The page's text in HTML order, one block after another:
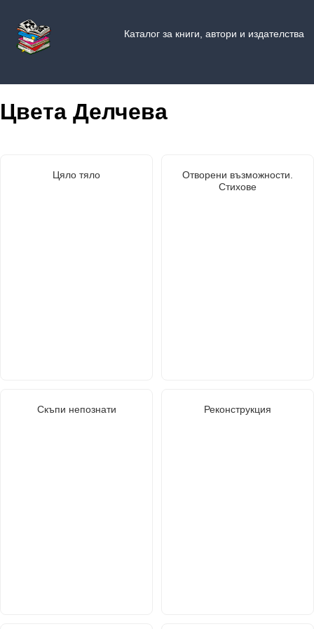
Каталог за книги, автори и издателства
Цвета Делчева
Цяло тяло
Отворени възможности.
Стихове
Скъпи непознати Реконструкция